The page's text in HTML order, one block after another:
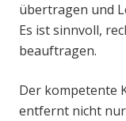
übertragen und
Es ist sinnvoll,
beauftragen.
Der kompetente
entfernt nicht